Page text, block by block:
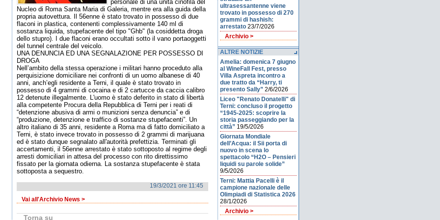
ultrasessantenne viene
trovato in possesso di 270
grammi di hashish:
arrestato 23/7/2026
Archivio >
ALTRE NOTIZIE
Amelia: domenica 7 giugno
al WineFall Fest, presso
Villa Aspreta incontro a
due tratto da “Harry, ti
presento Sally” 2/6/2026
Liceo "Renato Donatelli" di
Terni: concluso il progetto
“1945-2025: scoprire la
storia passeggiando per la
città” 19/5/2026
Giornata Mondiale
dell’Acqua: il Sii porta di
nuovo in scena lo
spettacolo “H2O – Pensieri
liquidi su parole solide”
9/5/2026
Terni: Mattia Pacelli è il
campione nazionale delle
Olimpiadi di Statistica 2026
28/1/2026
Archivio >
personale di una unità cinofila del
Nucleo di Roma Santa Maria di Galeria, mentre era alla guida della
propria autovettura. Il 56enne è stato trovato in possesso di due
flaconi in plastica, contenenti complessivamente 140 ml di
sostanza liquida, stupefacente del tipo "Ghb" (la cosiddetta droga
dello stupro). I due flaconi erano occultati sotto il vano portaoggetti
del tunnel centrale del veicolo.
UNA DENUNCIA ED UNA SEGNALAZIONE PER POSSESSO DI
DROGA
Nell’ambito della stessa operazione i militari hanno proceduto alla
perquisizione domiciliare nei confronti di un uomo albanese di 40
anni, anch’egli residente a Terni, il quale è stato trovato in
possesso di 4 grammi di cocaina e di 2 cartucce da caccia calibro
12 detenute illegalmente. L'uomo è stato deferito in stato di libertà
alla competente Procura della Repubblica di Terni per i reati di
“detenzione abusiva di armi o munizioni senza denuncia” e di
“produzione, detenzione e traffico di sostanze stupefacenti”. Un
altro italiano di 35 anni, residente a Roma ma di fatto domiciliato a
Terni, è stato invece trovato in possesso di 2 grammi di marijuana
ed è stato dunque segnalato all'autorità prefettizia. Terminati gli
accertamenti, il 56enne arrestato è stato sottoposto al regime degli
arresti domiciliari in attesa del processo con rito direttissimo
fissato per la giornata odierna. La sostanza stupefacente è stata
sottoposta a sequestro.
19/3/2021 ore 11:45
Vai all'Archivio News >
Torna su